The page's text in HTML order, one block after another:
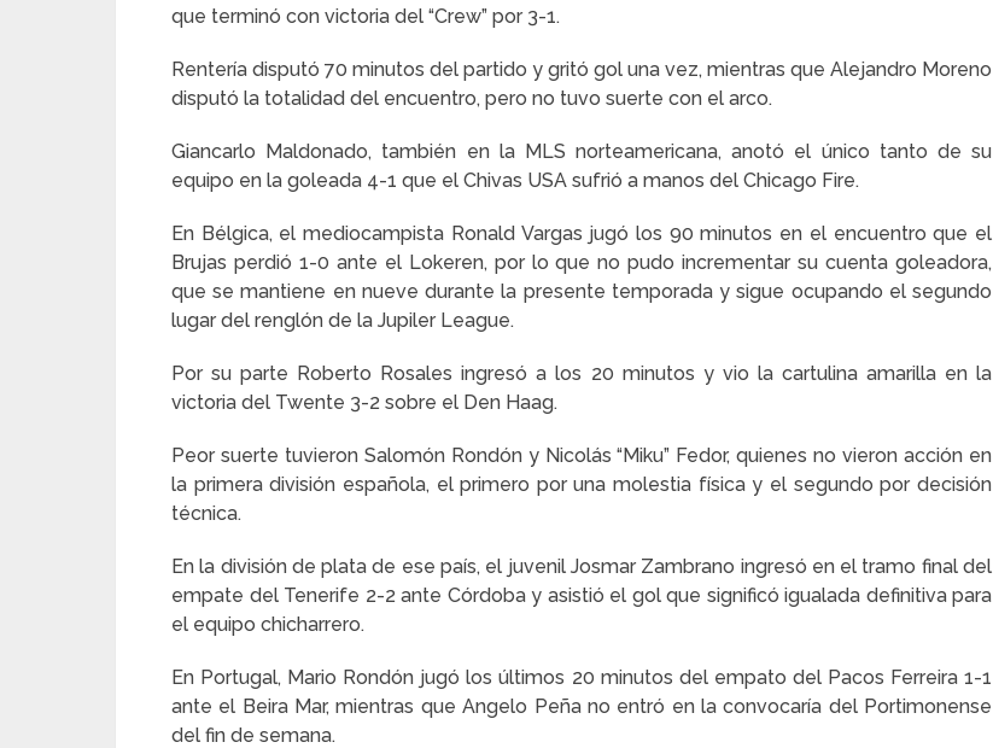
que terminó con victoria del “Crew” por 3-1.
Rentería disputó 70 minutos del partido y gritó gol una vez, mientras que Alejandro Moreno
disputó la totalidad del encuentro, pero no tuvo suerte con el arco.
Giancarlo Maldonado, también en la MLS norteamericana, anotó el único tanto de su
equipo en la goleada 4-1 que el Chivas USA sufrió a manos del Chicago Fire.
En Bélgica, el mediocampista Ronald Vargas jugó los 90 minutos en el encuentro que el
Brujas perdió 1-0 ante el Lokeren, por lo que no pudo incrementar su cuenta goleadora,
que se mantiene en nueve durante la presente temporada y sigue ocupando el segundo
lugar del renglón de la Jupiler League.
Por su parte Roberto Rosales ingresó a los 20 minutos y vio la cartulina amarilla en la
victoria del Twente 3-2 sobre el Den Haag.
Peor suerte tuvieron Salomón Rondón y Nicolás “Miku” Fedor, quienes no vieron acción en
la primera división española, el primero por una molestia física y el segundo por decisión
técnica.
En la división de plata de ese país, el juvenil Josmar Zambrano ingresó en el tramo final del
empate del Tenerife 2-2 ante Córdoba y asistió el gol que significó igualada definitiva para
el equipo chicharrero.
En Portugal, Mario Rondón jugó los últimos 20 minutos del empato del Pacos Ferreira 1-1
ante el Beira Mar, mientras que Angelo Peña no entró en la convocaría del Portimonense
del fin de semana.